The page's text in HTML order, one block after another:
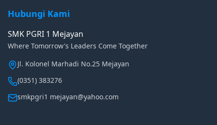
Hubungi Kami
SMK PGRI 1 Mejayan
Where Tomorrow's Leaders Come Together
Jl. Kolonel Marhadi No.25 Mejayan
(0351) 383276
smkpgri1 mejayan@yahoo.com